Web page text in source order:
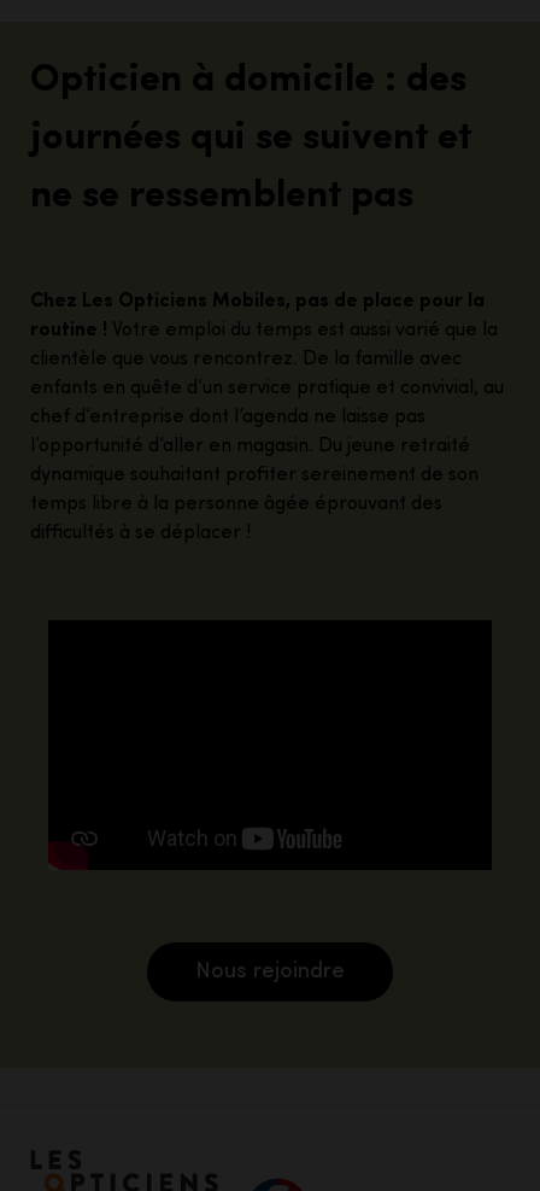
Opticien à domicile : des
journées qui se suivent et
ne se ressemblent pas
Chez Les Opticiens Mobiles, pas de place pour la
routine ! Votre emploi du temps est aussi varié que la
clientèle que vous rencontrez. De la famille avec
enfants en quête d’un service pratique et convivial, au
chef d’entreprise dont l’agenda ne laisse pas
l’opportunité d’aller en magasin. Du jeune retraité
dynamique souhaitant profiter sereinement de son
temps libre à la personne âgée éprouvant des
difficultés à se déplacer !
Nous rejoindre
Accéder à notre page d'accueil